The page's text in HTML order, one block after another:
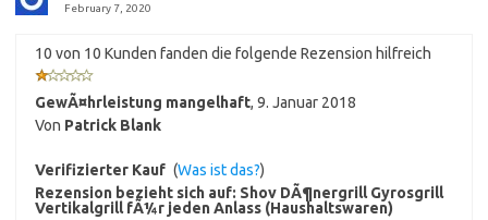
February 7, 2020
10 von 10 Kunden fanden die folgende Rezension hilfreich
GewÃ¤hrleistung mangelhaft, 9. Januar 2018
Von Patrick Blank
Verifizierter Kauf (Was ist das?)
Rezension bezieht sich auf: Shov DÃ¶nergrill Gyrosgrill
Vertikalgrill fÃ¼r jeden Anlass (Haushaltswaren)